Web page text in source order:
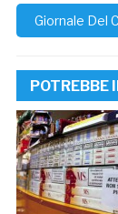
Giornale Del
POTREBBE